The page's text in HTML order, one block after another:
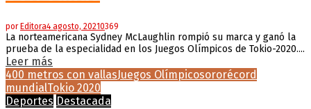
por Editora4 agosto, 20210369
La norteamericana Sydney McLaughlin rompió su marca y ganó la
prueba de la especialidad en los Juegos Olímpicos de Tokio-2020....
Leer más
400 metros con vallasJuegos Olímpicosororécord
mundialTokio 2020
Deportes Destacada